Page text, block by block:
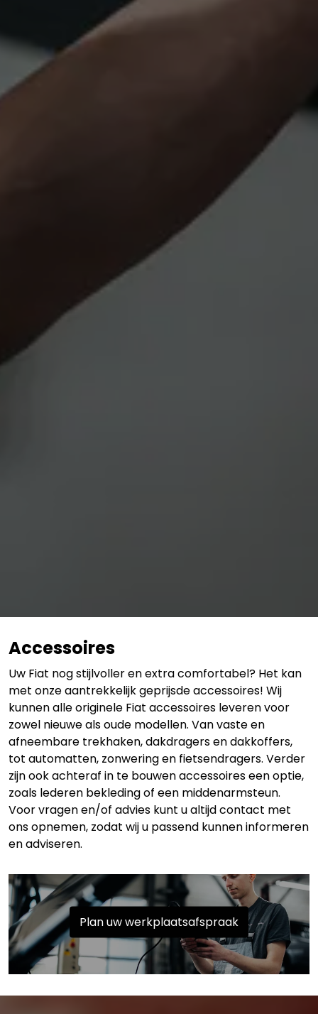
Accessoires
Uw Fiat nog stijlvoller en extra comfortabel? Het kan
met onze aantrekkelijk geprijsde accessoires! Wij
kunnen alle originele Fiat accessoires leveren voor
zowel nieuwe als oude modellen. Van vaste en
afneembare trekhaken, dakdragers en dakkoffers,
tot automatten, zonwering en fietsendragers. Verder
zijn ook achteraf in te bouwen accessoires een optie,
zoals lederen bekleding of een middenarmsteun.
Voor vragen en/of advies kunt u altijd contact met
ons opnemen, zodat wij u passend kunnen informeren
en adviseren.
Plan uw werkplaatsafspraak